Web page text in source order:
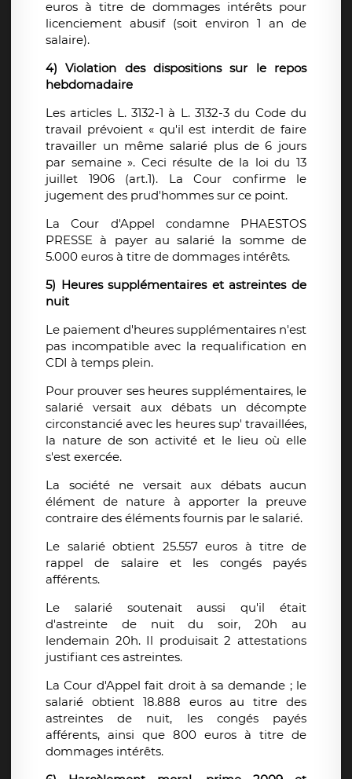
euros à titre de dommages intérêts pour
licenciement abusif (soit environ 1 an de
salaire).
4) Violation des dispositions sur le repos
hebdomadaire
Les articles L. 3132-1 à L. 3132-3 du Code du
travail prévoient « qu'il est interdit de faire
travailler un même salarié plus de 6 jours
par semaine ». Ceci résulte de la loi du 13
juillet 1906 (art.1). La Cour confirme le
jugement des prud'hommes sur ce point.
La Cour d'Appel condamne PHAESTOS
PRESSE à payer au salarié la somme de
5.000 euros à titre de dommages intérêts.
5) Heures supplémentaires et astreintes de
nuit
Le paiement d'heures supplémentaires n'est
pas incompatible avec la requalification en
CDI à temps plein.
Pour prouver ses heures supplémentaires, le
salarié versait aux débats un décompte
circonstancié avec les heures sup' travaillées,
la nature de son activité et le lieu où elle
s'est exercée.
La société ne versait aux débats aucun
élément de nature à apporter la preuve
contraire des éléments fournis par le salarié.
Le salarié obtient 25.557 euros à titre de
rappel de salaire et les congés payés
afférents.
Le salarié soutenait aussi qu'il était
d'astreinte de nuit du soir, 20h au
lendemain 20h. Il produisait 2 attestations
justifiant ces astreintes.
La Cour d'Appel fait droit à sa demande ; le
salarié obtient 18.888 euros au titre des
astreintes de nuit, les congés payés
afférents, ainsi que 800 euros à titre de
dommages intérêts.